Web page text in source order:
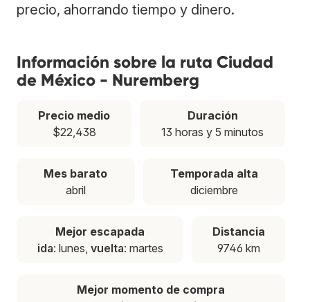
precio, ahorrando tiempo y dinero.
Información sobre la ruta Ciudad
de México - Nuremberg
Precio medio
$22,438
Duración
13 horas y 5 minutos
Mes barato
abril
Temporada alta
diciembre
Mejor escapada
ida: lunes, vuelta: martes
Distancia
9746 km
Mejor momento de compra